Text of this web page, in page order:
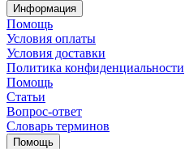
Информация
Помощь
Условия оплаты
Условия доставки
Политика конфиденциальности
Помощь
Статьи
Вопрос-ответ
Словарь терминов
Помощь